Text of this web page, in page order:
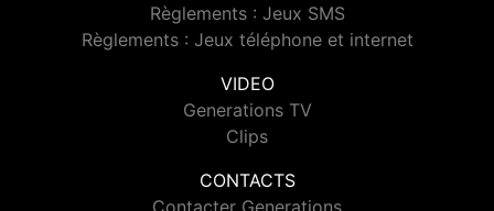
Règlements : Jeux SMS
Règlements : Jeux téléphone et internet
VIDEO
Generations TV
Clips
CONTACTS